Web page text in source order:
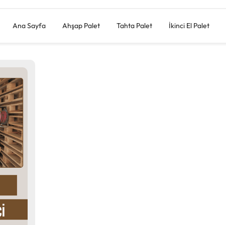
Ana Sayfa Ahşap Palet Tahta Palet İkinci El Palet